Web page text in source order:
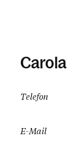
Telefon
E-Mail